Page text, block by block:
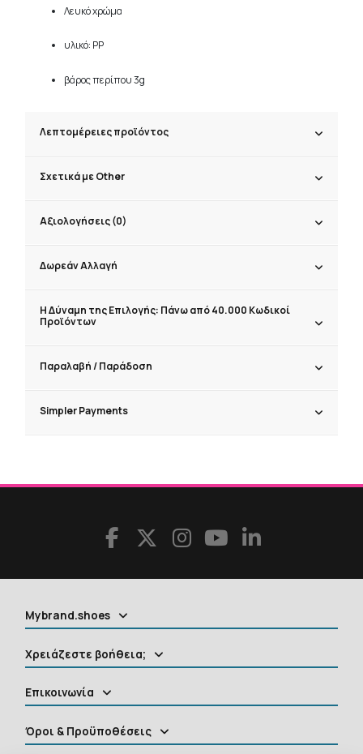
Λευκό χρώμα
υλικό: PP
βάρος περίπου 3g
Λεπτομέρειες προϊόντος
Σχετικά με Other
Αξιολογήσεις (0)
Δωρεάν Αλλαγή
Η Δύναμη της Επιλογής: Πάνω από 40.000 Κωδικοί
Προϊόντων
Παραλαβή / Παράδoση
Simpler Payments
Mybrand.shoes
Χρειάζεστε βοήθεια;
Επικοινωνία
Όροι & Προϋποθέσεις